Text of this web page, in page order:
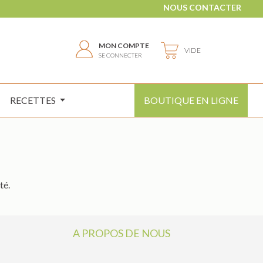
NOUS CONTACTER
MON COMPTE
SE CONNECTER
VIDE
RECETTES BOUTIQUE EN LIGNE
A PROPOS DE NOUS